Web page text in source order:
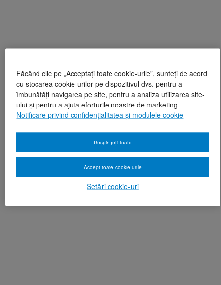
Făcând clic pe „Acceptați toate cookie-urile”, sunteți de acord
cu stocarea cookie-urilor pe dispozitivul dvs. pentru a
îmbunătăți navigarea pe site, pentru a analiza utilizarea site-
ului și pentru a ajuta eforturile noastre de marketing
Notificare privind confidențialitatea și modulele cookie
Setări cookie-uri
Respingeți toate
Accept toate cookie-urile